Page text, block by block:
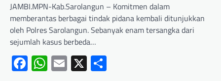
JAMBI.MPN-Kab.Sarolangun – Komitmen dalam
memberantas berbagai tindak pidana kembali ditunjukkan
oleh Polres Sarolangun. Sebanyak enam tersangka dari
sejumlah kasus berbeda…
Facebook
WhatsApp
Email
X